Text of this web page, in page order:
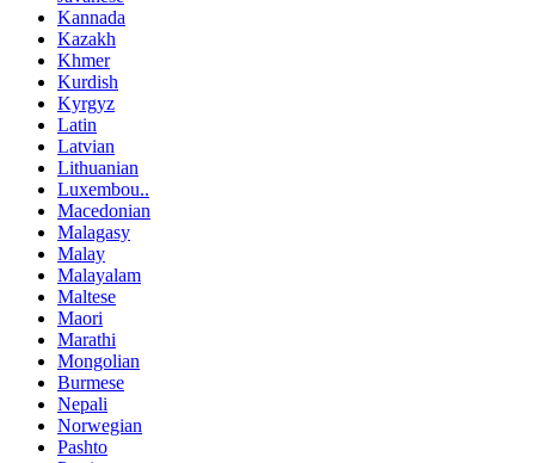
Kannada
Kazakh
Khmer
Kurdish
Kyrgyz
Latin
Latvian
Lithuanian
Luxembou..
Macedonian
Malagasy
Malay
Malayalam
Maltese
Maori
Marathi
Mongolian
Burmese
Nepali
Norwegian
Pashto